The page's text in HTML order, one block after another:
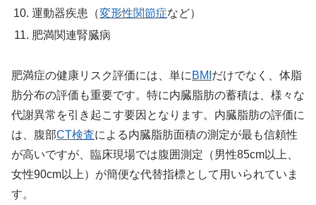
運動器疾患（変形性関節症など）
肥満関連腎臓病
肥満症の健康リスク評価には、単に BMI だけでなく、体脂
肪分布の評価も重要です。特に内臓脂肪の蓄積は、様々な
代謝異常を引き起こす要因となります。内臓脂肪の評価に
は、腹部CT検査による内臓脂肪面積の測定が最も信頼性
が高いですが、臨床現場では腹囲測定（男性85cm以上、
女性90cm以上）が簡便な代替指標として用いられていま
す。